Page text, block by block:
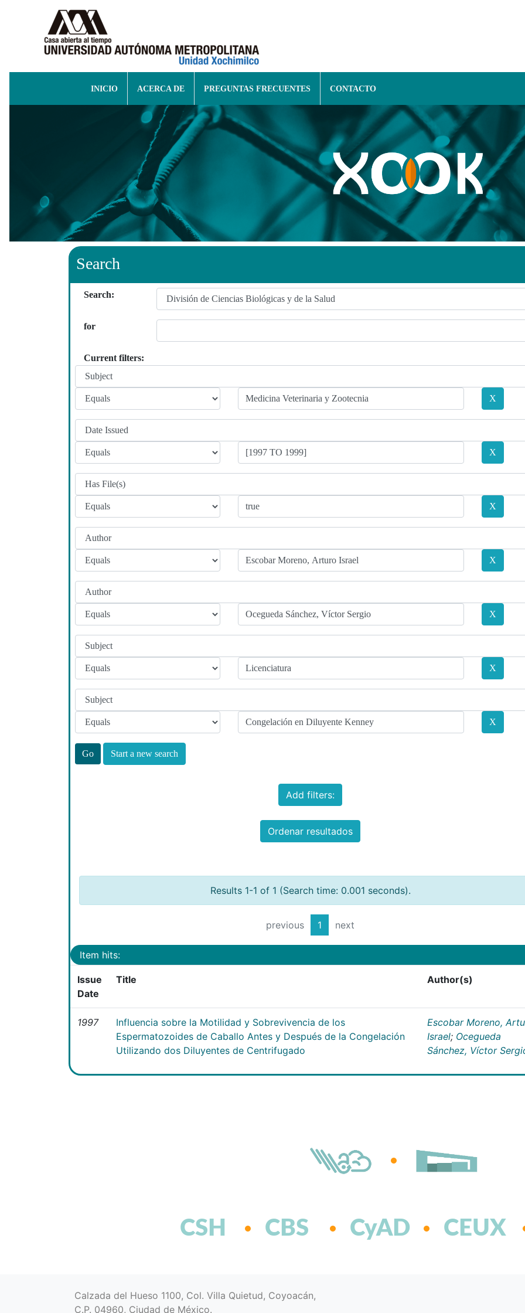
INICIO ACERCA DE PREGUNTAS FRECUENTES CONTACTO
Search
Search:
for
Current filters:
Start a new search
Add filters:
Ordenar resultados
Results 1-1 of 1 (Search time: 0.001 seconds).
previous 1 next
Item hits:
Issue
Date
Title Author(s)
1997
Influencia sobre la Motilidad y Sobrevivencia de los
Espermatozoides de Caballo Antes y Después de la Congelación
Utilizando dos Diluyentes de Centrifugado
Escobar Moreno,
Israel; Ocegueda
Sánchez, Víctor
CSH CBS CyAD CEUX
Calzada del Hueso 1100, Col. Villa Quietud, Coyoacán,
C.P. 04960, Ciudad de México.